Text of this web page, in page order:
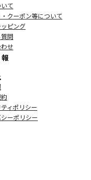
て
クーポン等について
ピング
問
せ
ィポリシー
ーポリシー